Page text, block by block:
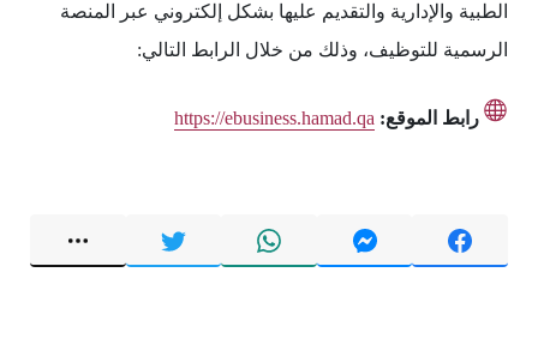
الطبية والإدارية والتقديم عليها بشكل إلكتروني عبر المنصة
الرسمية للتوظيف، وذلك من خلال الرابط التالي:
رابط الموقع: https://ebusiness.hamad.qa